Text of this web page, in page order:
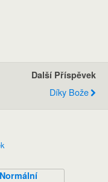
Další Příspěvek
Díky Bože
Normální